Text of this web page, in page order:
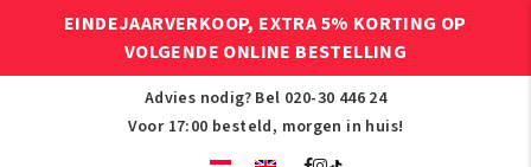
EINDEJAARVERKOOP, EXTRA 5% KORTING OP
VOLGENDE ONLINE BESTELLING
Advies nodig? Bel 020-30 446 24
Voor 17:00 besteld, morgen in huis!